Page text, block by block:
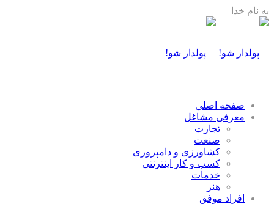
به نام خدا
صفحه اصلی
معرفی مشاغل
تجارت
صنعت
كشاورزی و دامپروری
كسب و كار اينترنتی
خدمات
هنر
افراد موفق